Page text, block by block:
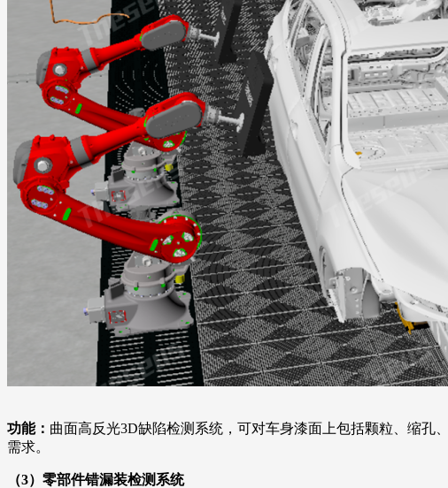
功能： 曲面高反光3D缺陷检测系统，可对车身漆面上包括颗粒、缩孔
需求。
（3） 零部件错漏装检测系统